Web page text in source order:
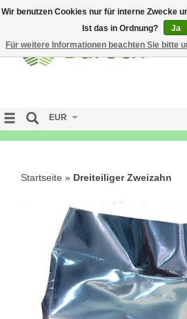
EUR
Startseite » Dreiteiliger Zweizahn
Wir benutzen Cookies nur für interne Zwecke
Ist das in Ordnung?
Ja
Für weitere Informationen beachten Sie bitte